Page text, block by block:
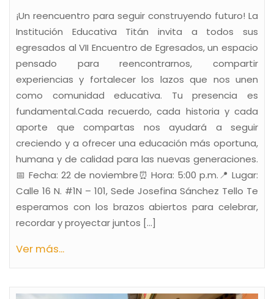
¡Un reencuentro para seguir construyendo futuro! La
Institución Educativa Titán invita a todos sus
egresados al VII Encuentro de Egresados, un espacio
pensado para reencontrarnos, compartir
experiencias y fortalecer los lazos que nos unen
como comunidad educativa. Tu presencia es
fundamental.Cada recuerdo, cada historia y cada
aporte que compartas nos ayudará a seguir
creciendo y a ofrecer una educación más oportuna,
humana y de calidad para las nuevas generaciones.
📅 Fecha: 22 de noviembre⏰ Hora: 5:00 p.m.📍 Lugar:
Calle 16 N. #1N – 101, Sede Josefina Sánchez Tello Te
esperamos con los brazos abiertos para celebrar,
recordar y proyectar juntos […]
Ver más...